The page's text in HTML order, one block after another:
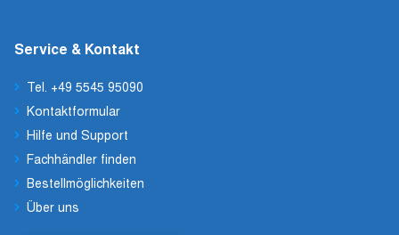
Service & Kontakt
Tel. +49 5545 95090
Kontaktformular
Hilfe und Support
Fachhändler finden
Bestellmöglichkeiten
Über uns